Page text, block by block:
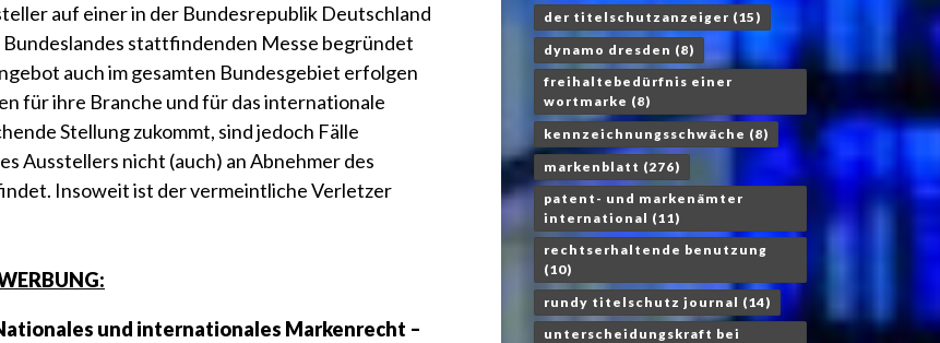
auf einer in der Bundesrepublik Deutschland
stattfindenden Messe begründet
auch im gesamten Bundesgebiet erfolgen
für ihre Branche und für das internationale
Stellung zukommt, sind jedoch Fälle
Ausstellers nicht (auch) an Abnehmer des
Insoweit ist der vermeintliche Verletzer
und internationales Markenrecht –
der titelschutzanzeiger (15)
dynamo dresden (8)
freihaltebedürfnis einer
wortmarke (8)
kennzeichnungsschwäche (8)
markenblatt (276)
patent- und markenämter
international (11)
rechtserhaltende benutzung
(10)
rundy titelschutz journal (14)
unterscheidungskraft bei